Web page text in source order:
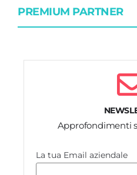
PREMIUM PARTNER
Approfondimenti
La tua Email aziendale